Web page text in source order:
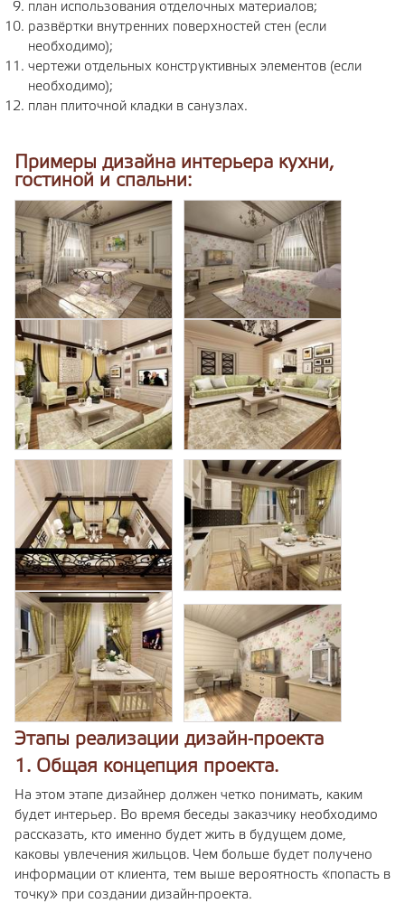
план использования отделочных материалов;
развёртки внутренних поверхностей стен (если
необходимо);
чертежи отдельных конструктивных элементов (если
необходимо);
план плиточной кладки в санузлах.
Примеры дизайна интерьера кухни,
гостиной и спальни:
Этапы реализации дизайн-проекта
1. Общая концепция проекта.
На этом этапе дизайнер должен четко понимать, каким
будет интерьер. Во время беседы заказчику необходимо
рассказать, кто именно будет жить в будущем доме,
каковы увлечения жильцов. Чем больше будет получено
информации от клиента, тем выше вероятность «попасть в
точку» при создании дизайн-проекта.